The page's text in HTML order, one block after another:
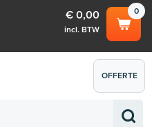
0
€ 0,00
incl. BTW
€ 0,00
OFFERTE
AANVRAGEN